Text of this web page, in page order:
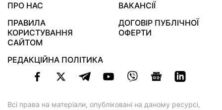
ПРО НАС
ВАКАНСІЇ
ПРАВИЛА
КОРИСТУВАННЯ
САЙТОМ
ДОГОВІР ПУБЛІЧНОЇ
ОФЕРТИ
РЕДАКЦІЙНА ПОЛІТИКА
Всі права на матеріали, опубліковані на даному ресурсі,